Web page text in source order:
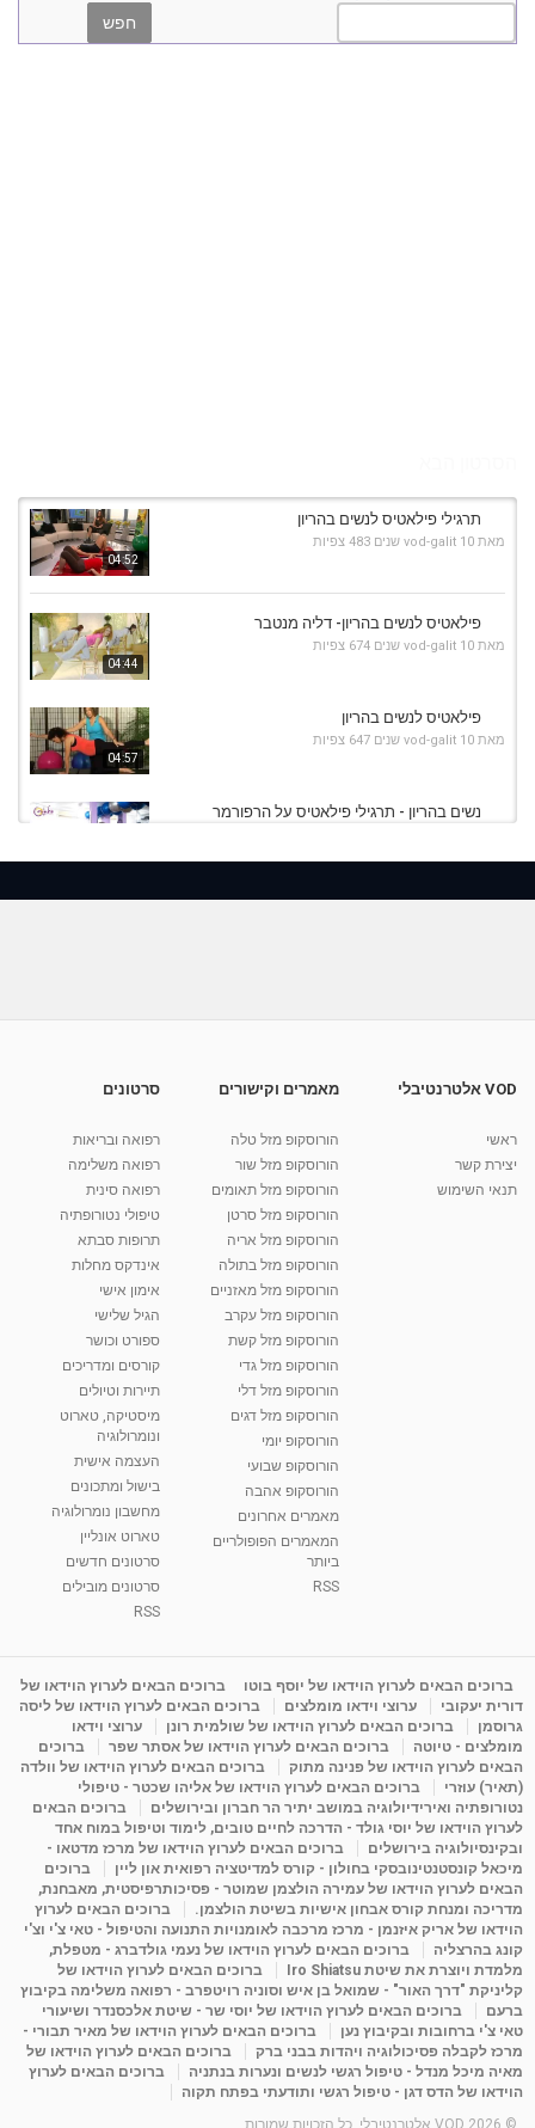
04:52
תרגילי פילאטיס לנשים בהריון
מאת vod-galit 10 שנים 483 צפיות
04:44
פילאטיס לנשים בהריון- דליה מנטבר
מאת vod-galit 10 שנים 674 צפיות
04:57
פילאטיס לנשים בהריון
מאת vod-galit 10 שנים 647 צפיות
נשים בהריון - תרגילי פילאטיס על הרפורמר
פילאטיס מזרן: אימון על קשת פילאטיס בחמש דקות
04:09
איך לחזק את שרירי רצפת האגן ב 3 דקות? יוגה
מאת
10:17
קרין גורן - העוגה המתגלצ’ת ללא קמח
38.5k צפיות
01:37
יוסי שר - מתמחה בשיטת אלכסנדר וטאי צ'י
01:46
רנה רז-גילו -טיפול אנרגטי ויעוץ רוחני - נומרולוגית
2,310 צפיות
05:37
סודות בתאריך הלידה, משמעות חודש הלידה -
ינואר זינה ליבשיץ נומרולוגית
3,261 צפיות
1:31:05
ליסה גרוסמן - המרכז לאימון התנהגותי - קשב
וריכוז ברעננה - הרצאת מבוא: אימון להצלחה של...
מאת admin 11 שנים 3,644 צפיות
15:49
פנינה מתוק - מרכז "נתיב הלב" בהרצליה-
מדיטציה-התחדשות
מאת Shahar-vod 6 שנים 2,143 צפיות
VOD אלטרנטיבלי
ראשי
יצירת קשר
תנאי השימוש
מאמרים וקישורים
הורוסקופ מזל טלה
הורוסקופ מזל שור
הורוסקופ מזל תאומים
הורוסקופ מזל סרטן
הורוסקופ מזל אריה
הורוסקופ מזל בתולה
הורוסקופ מזל מאזניים
הורוסקופ מזל עקרב
הורוסקופ מזל קשת
הורוסקופ מזל גדי
הורוסקופ מזל דלי
הורוסקופ מזל דגים
הורוסקופ יומי
הורוסקופ שבועי
הורוסקופ אהבה
מאמרים אחרונים
המאמרים הפופולריים
ביותר
RSS
סרטונים
רפואה ובריאות
רפואה משלימה
רפואה סינית
טיפולי נטורופתיה
תרופות סבתא
אינדקס מחלות
אימון אישי
הגיל שלישי
ספורט וכושר
קורסים ומדריכים
תיירות וטיולים
מיסטיקה, טארוט
ונומרולוגיה
העצמה אישית
בישול ומתכונים
מחשבון נומרולוגיה
טארוט אונליין
סרטונים חדשים
סרטונים מובילים
RSS
ברוכים הבאים לערוץ הוידאו של יוסף בוטו
ברוכים הבאים לערוץ הוידאו של
דורית יעקובי
ערוצי וידאו מומלצים
ברוכים הבאים לערוץ הוידאו של ליסה
גרוסמן
ברוכים הבאים לערוץ הוידאו של שולמית רונן
ערוצי וידאו
מומלצים - טיוטה
ברוכים הבאים לערוץ הוידאו של אסתר שפר
ברוכים
הבאים לערוץ הוידאו של פנינה מתוק
ברוכים הבאים לערוץ הוידאו של וולדה
(תאיר) עוזרי
ברוכים הבאים לערוץ הוידאו של אליהו שכטר - טיפולי
נטורופתיה ואירידיולוגיה במושב יתיר הר חברון ובירושלים
ברוכים הבאים
לערוץ הוידאו של יוסי גולד - הדרכה לחיים טובים, לימוד וטיפול במוח אחד
ובקינסיולוגיה בירושלים
ברוכים הבאים לערוץ הוידאו של מרכז מדטאו -
מיכאל קונסטנטינובסקי בחולון - קורס למדיטציה רפואית און ליין
ברוכים
הבאים לערוץ הוידאו של עמירה הולצמן שמוטר - פסיכותרפיסטית, מאבחנת,
מדריכה ומנחת קורס אבחון אישיות בשיטת הולצמן.
ברוכים הבאים לערוץ
הוידאו של אריק איזנמן - מרכז מרכבה לאומנויות התנועה והטיפול - טאי צ'י וצ'י
קונג בהרצליה
ברוכים הבאים לערוץ הוידאו של נעמי גולדברג - מטפלת,
מלמדת ויוצרת את שיטת Iro Shiatsu
ברוכים הבאים לערוץ הוידאו של
קליניקת "דרך האור" - שמואל בן איש וסוניה רויטפרב - רפואה משלימה בקיבוץ
ברעם
ברוכים הבאים לערוץ הוידאו של יוסי שר - שיטת אלכסנדר ושיעורי
טאי צ'י ברחובות ובקיבוץ נען
ברוכים הבאים לערוץ הוידאו של מאיר תבורי -
מרכז לקבלה פסיכולוגיה ויהדות בבני ברק
ברוכים הבאים לערוץ הוידאו של
מאיה מיכל מנדל - טיפול רגשי לנשים ונערות בנתניה
ברוכים הבאים לערוץ
הוידאו של הדס דגן - טיפול רגשי ותודעתי בפתח תקוה
© 2026 VOD אלטרנטיבלי. כל הזכויות שמורות.